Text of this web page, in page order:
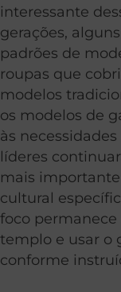
interessante
gerações,
padrões de
roupas que
modelos
os modelos de
às
líderes
mais
cultural
foco permanece
templo e usar o
conforme